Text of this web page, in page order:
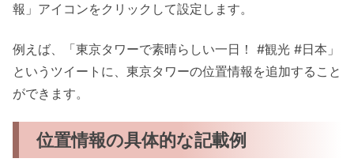
報」アイコンをクリックして設定します。
例えば、「東京タワーで素晴らしい一日！ #観光 #日本」
というツイートに、東京タワーの位置情報を追加すること
ができます。
位置情報の具体的な記載例